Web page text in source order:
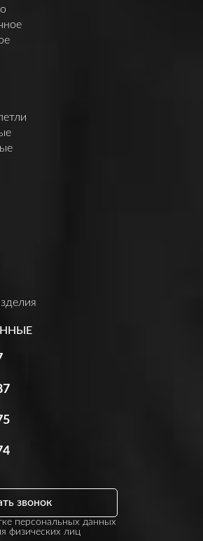
персональных данных
физических лиц
звонок